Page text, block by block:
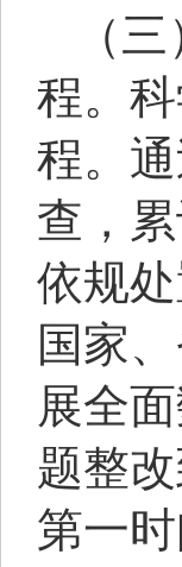
（
程。
程。
查，
依规
国家
展全
题整
第一